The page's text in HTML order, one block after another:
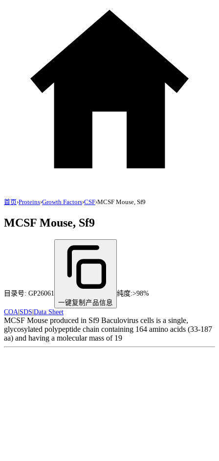
首页›Proteins›Growth Factors›CSF›MCSF Mouse, Sf9
MCSF Mouse, Sf9
目录号: GP26061
一键复制产品信息
纯度:>98%
COA SDS Data Sheet
MCSF Mouse produced in Sf9 Baculovirus cells is a single,
glycosylated polypeptide chain containing 164 amino acids (33-187
aa) and having a molecular mass of 19